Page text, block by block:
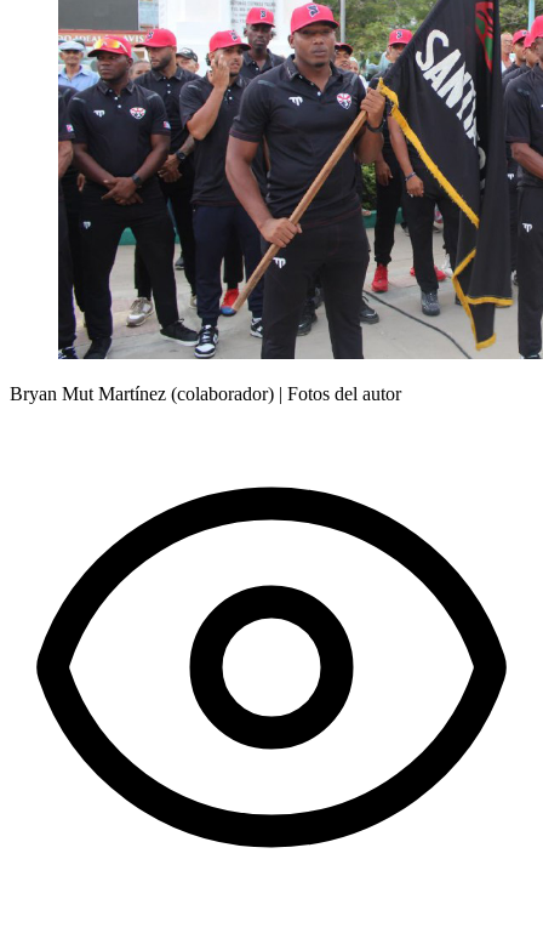
Bryan Mut Martínez (colaborador) | Fotos del autor